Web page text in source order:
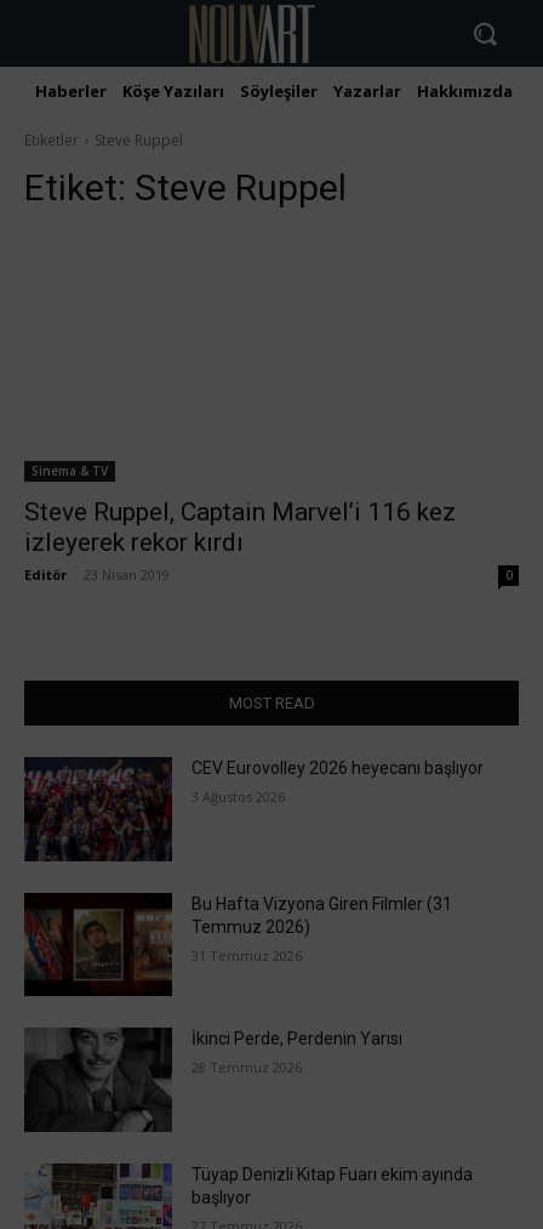
Haberler Köşe Yazıları Söyleşiler Yazarlar Hakkımızda
Etiketler Steve Ruppel
Etiket: Steve Ruppel
Sinema & TV
Steve Ruppel, Captain Marvel’i 116 kez
izleyerek rekor kırdı
Editör 23 Nisan 2019 0
MOST READ
CEV Eurovolley 2026 heyecanı başlıyor
3 Ağustos 2026
Bu Hafta Vizyona Giren Filmler (31
Temmuz 2026)
31 Temmuz 2026
İkinci Perde, Perdenin Yarısı
28 Temmuz 2026
Tüyap Denizli Kitap Fuarı ekim ayında
başlıyor